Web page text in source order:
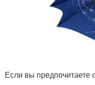
Если вы предпочитаете